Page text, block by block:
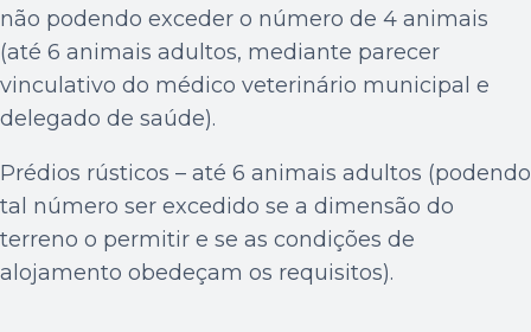
não podendo exceder o número de 4 animais
(até 6 animais adultos, mediante parecer
vinculativo do médico veterinário municipal e
delegado de saúde).
Prédios rústicos – até 6 animais adultos (podendo
tal número ser excedido se a dimensão do
terreno o permitir e se as condições de
alojamento obedeçam os requisitos).